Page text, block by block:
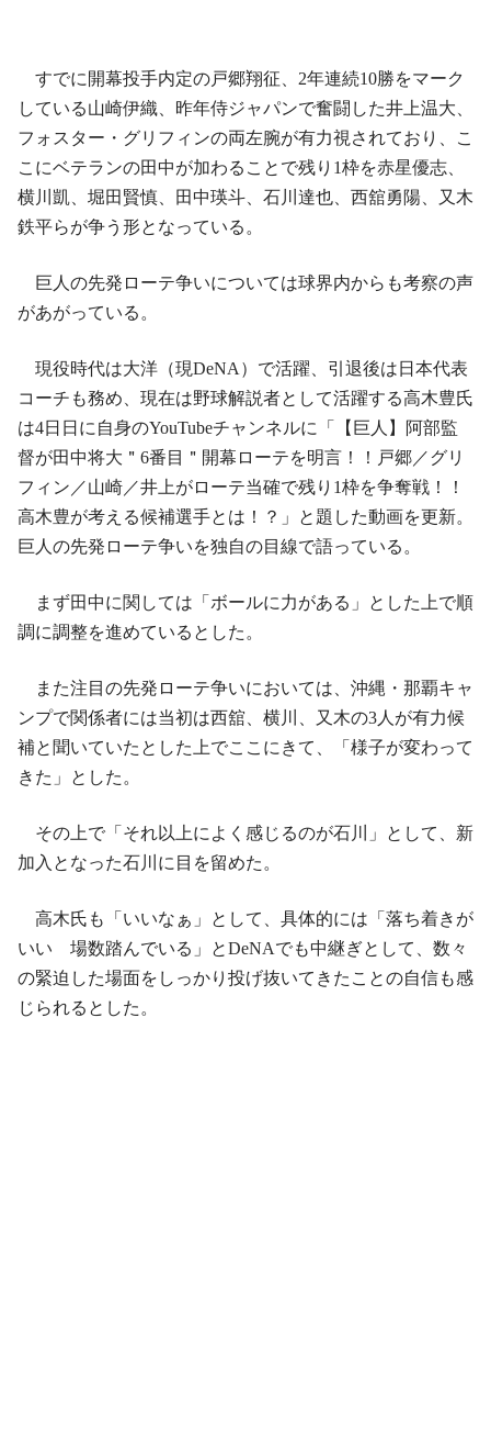
すでに開幕投手内定の戸郷翔征、2年連続10勝をマーク
している山崎伊織、昨年侍ジャパンで奮闘した井上温大、
フォスター・グリフィンの両左腕が有力視されており、こ
こにベテランの田中が加わることで残り1枠を赤星優志、
横川凱、堀田賢慎、田中瑛斗、石川達也、西舘勇陽、又木
鉄平らが争う形となっている。
巨人の先発ローテ争いについては球界内からも考察の声
があがっている。
現役時代は大洋（現DeNA）で活躍、引退後は日本代表
コーチも務め、現在は野球解説者として活躍する高木豊氏
は4日日に自身のYouTubeチャンネルに「【巨人】阿部監
督が田中将大＂6番目＂開幕ローテを明言！！戸郷／グリ
フィン／山崎／井上がローテ当確で残り1枠を争奪戦！！
高木豊が考える候補選手とは！？」と題した動画を更新。
巨人の先発ローテ争いを独自の目線で語っている。
まず田中に関しては「ボールに力がある」とした上で順
調に調整を進めているとした。
また注目の先発ローテ争いにおいては、沖縄・那覇キャ
ンプで関係者には当初は西舘、横川、又木の3人が有力候
補と聞いていたとした上でここにきて、「様子が変わって
きた」とした。
その上で「それ以上によく感じるのが石川」として、新
加入となった石川に目を留めた。
高木氏も「いいなぁ」として、具体的には「落ち着きが
いい 場数踏んでいる」とDeNAでも中継ぎとして、数々
の緊迫した場面をしっかり投げ抜いてきたことの自信も感
じられるとした。